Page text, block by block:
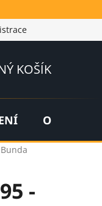
KOŠÍK
OUTDOOR
Bunda
-